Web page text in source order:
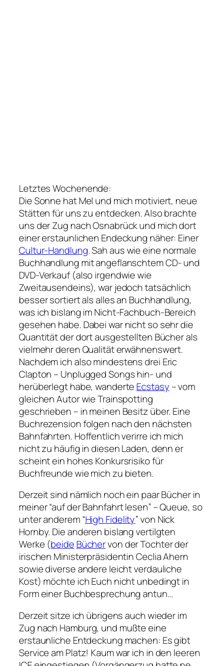
Letztes Wochenende:
Die Sonne hat Mel und mich motiviert, neue
Stätten für uns zu entdecken. Also brachte
uns der Zug nach Osnabrück und mich dort
einer erstaunlichen Endeckung näher: Einer
Cultur-Handlung. Sah aus wie eine normale
Buchhandlung mit angeflanschtem CD- und
DVD-Verkauf (also irgendwie wie
Zweitausendeins), war jedoch tatsächlich
besser sortiert als alles an Buchhandlung,
was ich bislang im Nicht-Fachbuch-Bereich
gesehen habe. Dabei war nicht so sehr die
Quantität der dort ausgestellten Bücher als
vielmehr deren Qualität erwähnenswert.
Nachdem ich also mindestens drei Eric
Clapton – Unplugged Songs hin- und
herüberlegt habe, wanderte Ecstasy – vom
gleichen Autor wie Trainspotting
geschrieben – in meinen Besitz über. Eine
Buchrezension folgen nach den nächsten
Bahnfahrten. Hoffentlich verirre ich mich
nicht zu häufig in diesen Laden, denn er
scheint ein hohes Konkursrisiko für
Buchfreunde wie mich zu bieten.
Derzeit sind nämlich noch ein paar Bücher in
meiner “auf der Bahnfahrt lesen” – Queue, so
unter anderem “High Fidelity” von Nick
Hornby. Die anderen bislang vertilgten
Werke (beide Büchervon der Tochter der
irischen Ministerpräsidentin Ceclia Ahern
sowie diverse andere leicht verdauliche
Kost) möchte ich Euch nicht unbedingt in
Form einer Buchbesprechung antun…
Derzeit sitze ich übrigens auch wieder im
Zug nach Hamburg, und mußte eine
erstaunliche Entdeckung machen: Es gibt
Service am Platz! Kaum war ich in den leeren